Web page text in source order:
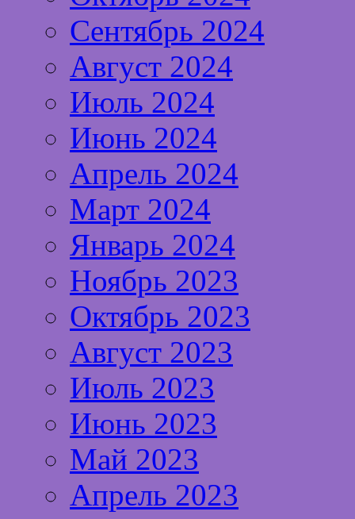
Сентябрь 2024
Август 2024
Июль 2024
Июнь 2024
Апрель 2024
Март 2024
Январь 2024
Ноябрь 2023
Октябрь 2023
Август 2023
Июль 2023
Июнь 2023
Май 2023
Апрель 2023